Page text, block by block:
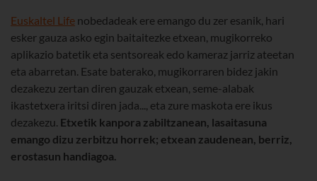
Euskaltel Life nobedadeak ere emango du zer esanik, hari
esker gauza asko egin baitaitezke etxean, mugikorreko
aplikazio batetik eta sentsoreak edo kameraz jarriz ateetan
eta abarretan. Esate baterako, mugikorraren bidez jakin
dezakezu zertan diren gauzak etxean, seme-alabak
ikastetxera iritsi diren jada..., eta zure maskota ere ikus
dezakezu. Etxetik kanpora zabiltzanean, lasaitasuna
emango dizu zerbitzu horrek; etxean zaudenean, berriz,
erostasun handiagoa.